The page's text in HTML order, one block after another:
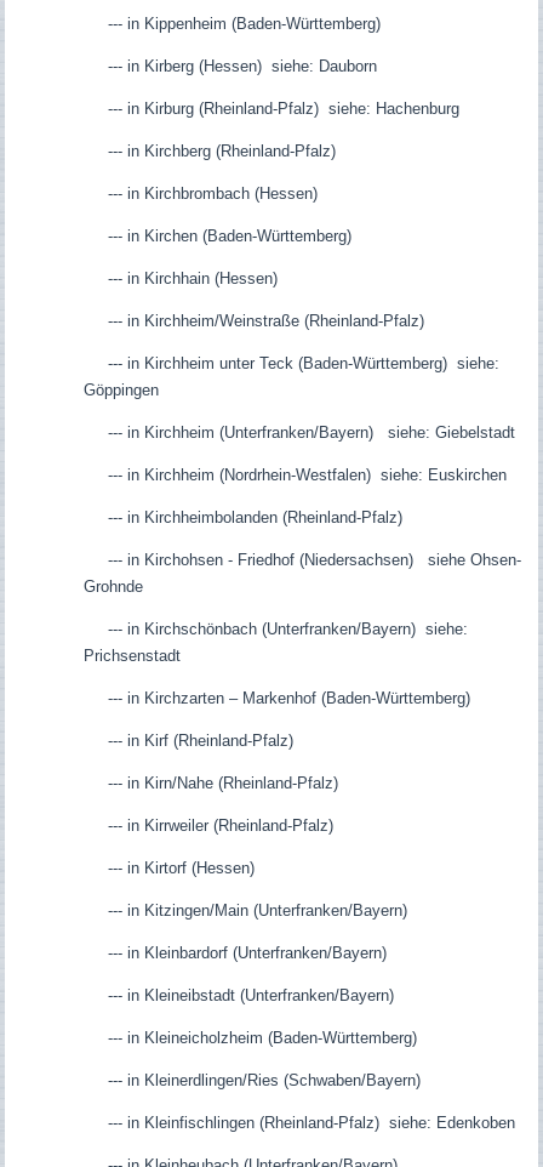
--- in Kippenheim (Baden-Württemberg)
--- in Kirberg (Hessen) siehe: Dauborn
--- in Kirburg (Rheinland-Pfalz) siehe: Hachenburg
--- in Kirchberg (Rheinland-Pfalz)
--- in Kirchbrombach (Hessen)
--- in Kirchen (Baden-Württemberg)
--- in Kirchhain (Hessen)
--- in Kirchheim/Weinstraße (Rheinland-Pfalz)
--- in Kirchheim unter Teck (Baden-Württemberg) siehe:
Göppingen
--- in Kirchheim (Unterfranken/Bayern) siehe: Giebelstadt
--- in Kirchheim (Nordrhein-Westfalen) siehe: Euskirchen
--- in Kirchheimbolanden (Rheinland-Pfalz)
--- in Kirchohsen - Friedhof (Niedersachsen) siehe Ohsen-
Grohnde
--- in Kirchschönbach (Unterfranken/Bayern) siehe:
Prichsenstadt
--- in Kirchzarten – Markenhof (Baden-Württemberg)
--- in Kirf (Rheinland-Pfalz)
--- in Kirn/Nahe (Rheinland-Pfalz)
--- in Kirrweiler (Rheinland-Pfalz)
--- in Kirtorf (Hessen)
--- in Kitzingen/Main (Unterfranken/Bayern)
--- in Kleinbardorf (Unterfranken/Bayern)
--- in Kleineibstadt (Unterfranken/Bayern)
--- in Kleineicholzheim (Baden-Württemberg)
--- in Kleinerdlingen/Ries (Schwaben/Bayern)
--- in Kleinfischlingen (Rheinland-Pfalz) siehe: Edenkoben